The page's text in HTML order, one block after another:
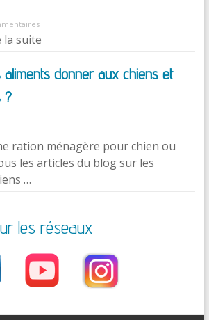
la suite
aliments donner aux chiens et
?
ration ménagère pour chien ou
les articles du blog sur les
…
les réseaux